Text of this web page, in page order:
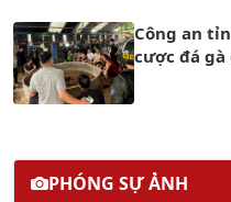
Công an
cược đá
PHÓNG SỰ ẢNH